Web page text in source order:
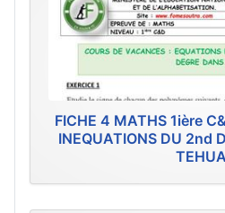
FICHE 4 MATHS 1ière
INEQUATIONS DU 2nd
TEHUA